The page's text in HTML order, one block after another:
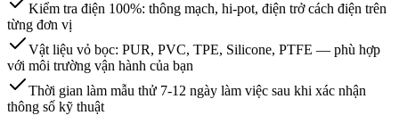
Kiểm tra điện 100%: thông mạch, hi-pot, điện trở cách điện trên
từng đơn vị
Vật liệu vỏ bọc: PUR, PVC, TPE, Silicone, PTFE — phù hợp
với môi trường vận hành của bạn
Thời gian làm mẫu thử 7-12 ngày làm việc sau khi xác nhận
thông số kỹ thuật